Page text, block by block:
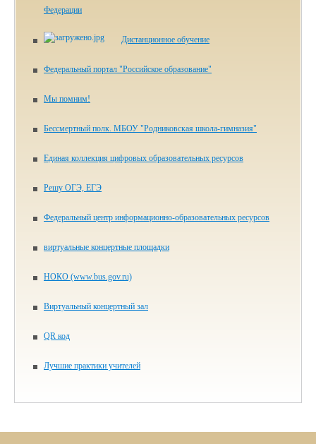
Федерации
Дистанционное обучение
Федеральный портал "Российское образование"
Мы помним!
Бессмертный полк. МБОУ "Родниковская школа-гимназия"
Единая коллекция цифровых образовательных ресурсов
Решу ОГЭ, ЕГЭ
Федеральный центр информационно-образовательных ресурсов
виртуальные концертные площадки
НОКО (www.bus.gov.ru)
Виртуальный концертный зал
QR код
Лучшие практики учителей